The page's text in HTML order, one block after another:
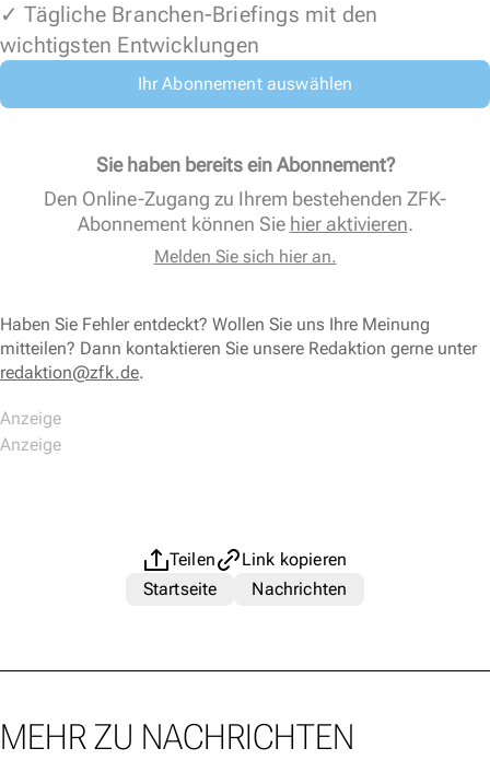
✓ Tägliche Branchen-Briefings mit den
wichtigsten Entwicklungen
Ihr Abonnement auswählen
Sie haben bereits ein Abonnement?
Den Online-Zugang zu Ihrem bestehenden ZFK-
Abonnement können Sie hier aktivieren.
Melden Sie sich hier an.
Haben Sie Fehler entdeckt? Wollen Sie uns Ihre Meinung
mitteilen? Dann kontaktieren Sie unsere Redaktion gerne unter
redaktion@zfk.de.
Teilen
Link kopieren
Startseite
Nachrichten
MEHR ZU NACHRICHTEN